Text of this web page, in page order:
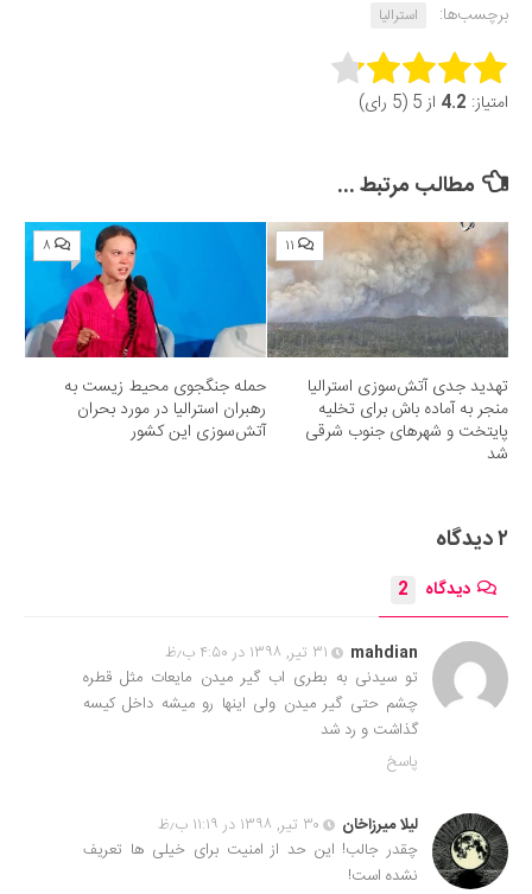
برچسب‌ها:
استرالیا
Rate this item:
امتیاز: 4.2 از 5 (5 رای)
مطالب مرتبط ...
۱۱
تهدید جدی آتش‌سوزی استرالیا
منجر به آماده باش برای تخلیه
پایتخت و شهرهای جنوب شرقی
شد
۸
حمله جنگجوی محیط زیست به
رهبران استرالیا در مورد بحران
آتش‌سوزی این کشور
۲ دیدگاه
دیدگاه 2
mahdian
۳۱ تیر, ۱۳۹۸ در ۴:۵۰ ب٫ظ
تو سیدنی به بطری اب گیر میدن مایعات مثل قطره
چشم حتی گیر میدن ولی اینها رو میشه داخل کیسه
گذاشت و رد شد
پاسخ
لیلا میرزاخان
۳۰ تیر, ۱۳۹۸ در ۱۱:۱۹ ب٫ظ
چقدر جالب! این حد از امنیت برای خیلی ها تعریف
نشده است!